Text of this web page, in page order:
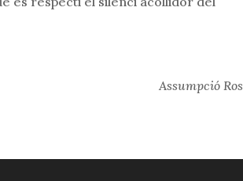
Assumpció Ros